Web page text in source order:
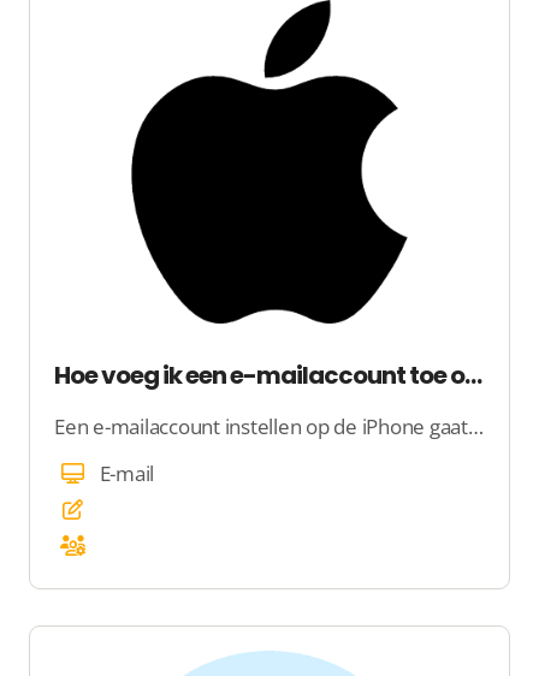
Hoe voeg ik een e-mailaccount toe op iPhone?
Een e-mailaccount instellen op de iPhone gaat eenvoudig. Via het onderstaande stappenplan kunt u uw e-mailaccount op de iPhone instellen:
E-mail